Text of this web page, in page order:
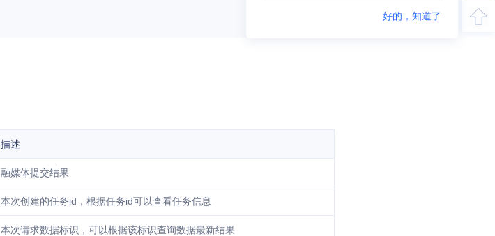
描述
融媒体提交结果
本次创建的任务id，根据任务id可以查看任务信息
本次请求数据标识，可以根据该标识查询数据最新结果
好的，知道了